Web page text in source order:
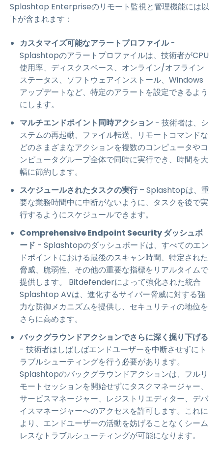
Splashtop Enterpriseのリモート監視と管理機能には以
下が含まれます：
カスタマイズ可能なアラートプロファイル-
Splashtopのアラートプロファイルは、技術者がCPU
使用率、ディスクスペース、オンライン/オフライン
ステータス、ソフトウェアインストール、Windows
アップデートなど、特定のアラートを設定できるよう
にします。
マルチエンドポイント同時アクション - 技術者は、シ
ステムの再起動、ファイル転送、リモートコマンドな
どのさまざまなアクションを複数のコンピュータやコ
ンピュータグループ全体で同時に実行でき、時間を大
幅に節約します。
スケジュールされたタスクの実行– Splashtopは、重
要な業務時間中に中断がないように、タスクを後で実
行するようにスケジュールできます。
Comprehensive Endpoint Security ダッシュボ
ード - Splashtopのダッシュボードは、すべてのエン
ドポイントにおける最後のスキャン時間、特定された
脅威、脆弱性、その他の重要な指標をリアルタイムで
提供します。 Bitdefenderによって強化された統合
Splashtop AVは、進化するサイバー脅威に対する強
力な防御メカニズムを提供し、セキュリティの地位を
さらに高めます。
バックグラウンドアクションでさらに深く掘り下げる
- 技術者はしばしばエンドユーザーを中断させずにト
ラブルシューティングを行う必要があります。
Splashtopのバックグラウンドアクションは、フルリ
モートセッションを開始せずにタスクマネージャー、
サービスマネージャー、レジストリエディター、デバ
イスマネージャーへのアクセスを許可します。これに
より、エンドユーザーの活動を妨げることなくシーム
レスなトラブルシューティングが可能になります。